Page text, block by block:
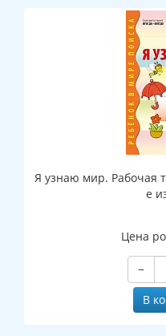
Я узнаю мир. Рабочая
е
Цена
−
В